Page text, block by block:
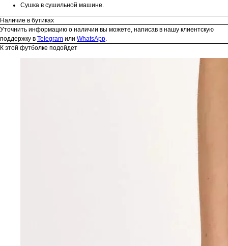
Сушка в сушильной машине.
Наличие в бутиках
Уточнить информацию о наличии вы можете, написав в нашу клиентскую
поддержку в Telegram или WhatsApp
К этой футболке подойдет